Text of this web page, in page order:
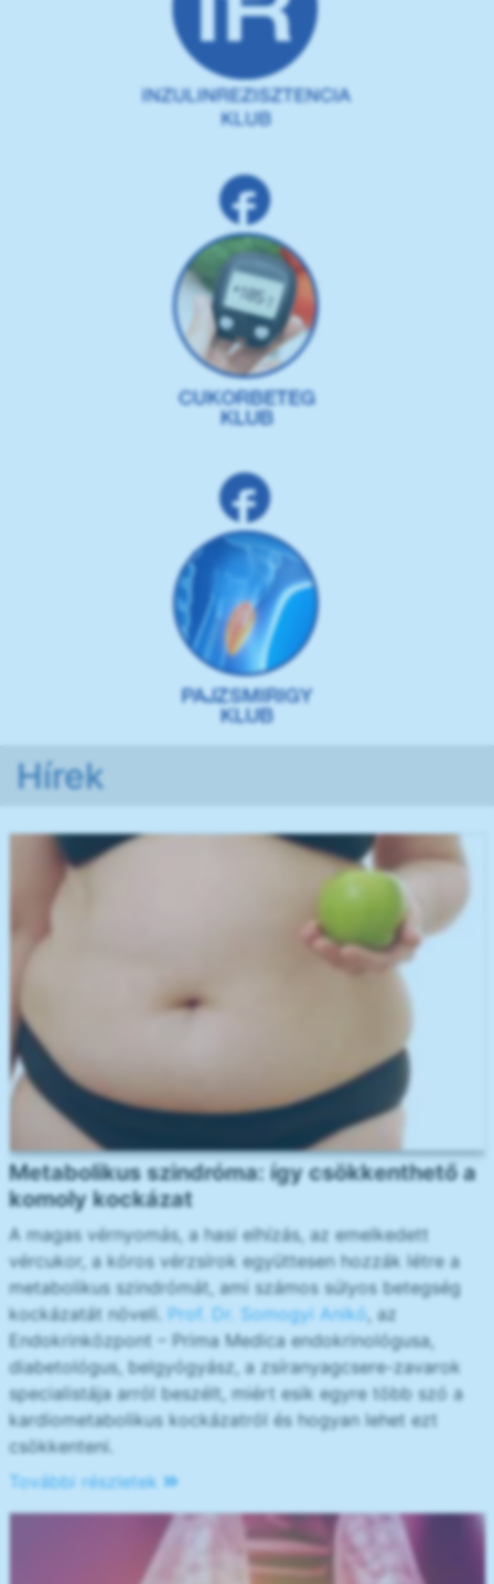
Hírek
Metabolikus szindróma: így csökkenthető a
komoly kockázat
A magas vérnyomás, a hasi elhízás, az emelkedett
vércukor, a kóros vérzsírok együttesen hozzák létre a
metabolikus szindrómát, ami számos súlyos betegség
kockázatát növeli. Prof. Dr. Somogyi Anikó, az
Endokrinközpont – Prima Medica endokrinológusa,
diabetológus, belgyógyász, a zsíranyagcsere-zavarok
specialistája arról beszélt, miért esik egyre több szó a
kardiometabolikus kockázatról és hogyan lehet ezt
csökkenteni.
További részletek